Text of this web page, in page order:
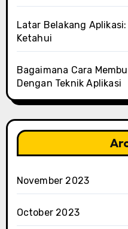
Latar Belakang
Ketahui
Bagaimana Cara
Dengan Teknik Aplikasi
November 2023
October 2023